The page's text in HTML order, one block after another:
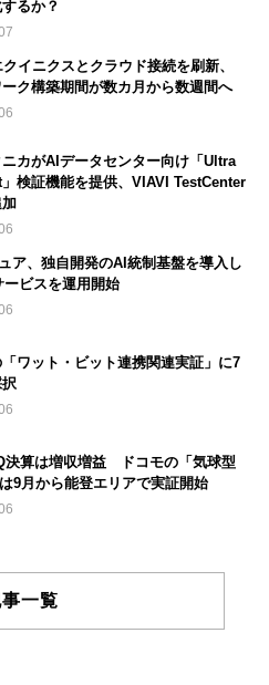
るか？
イニクスとクラウド接続を刷新、
ク構築期間が数カ月から数週間へ
カがAIデータセンター向け「Ultra
検証機能を提供、VIAVI TestCenter
ア、独自開発のAI統制基盤を導入し
ービスを運用開始
ワット・ビット連携関連実証」に7
決算は増収増益 ドコモの「気球型
9月から能登エリアで実証開始
一覧